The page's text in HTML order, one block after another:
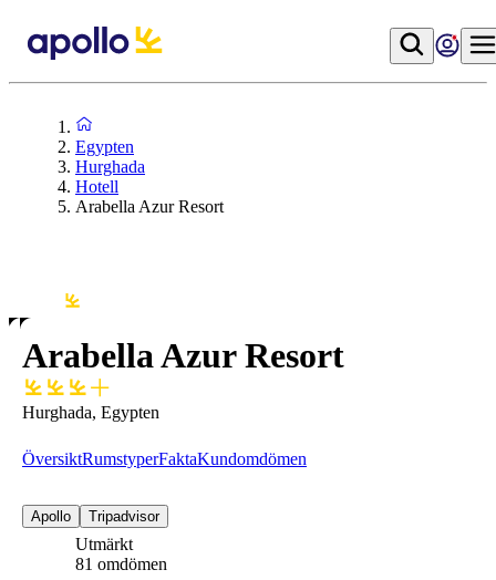
Egypten
Hurghada
Hotell
Arabella Azur Resort
Arabella Azur Resort
Hurghada, Egypten
ÖversiktRumstyperFaktaKundomdömen
Apollo Tripadvisor
Utmärkt
81 omdömen